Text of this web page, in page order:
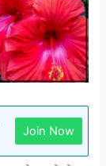
Join Now